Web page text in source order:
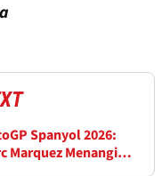
Spanyol 2026:
Marquez Menangi